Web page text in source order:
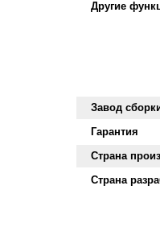
Другие
Завод
Гарантия
Страна
Страна